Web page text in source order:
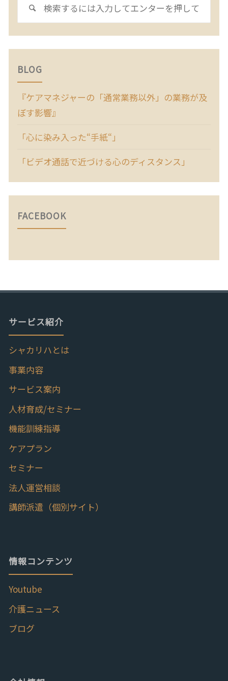
検
索
BLOG
『ケアマネジャーの「通常業務以外」の業務が及
ぼす影響』
「心に染み入った“手紙“」
「ビデオ通話で近づける心のディスタンス」
FACEBOOK
サービス紹介
シャカリハとは
事業内容
サービス案内
人材育成/セミナー
機能訓練指導
ケアプラン
セミナー
法人運営相談
講師派遣（個別サイト）
情報コンテンツ
Youtube
介護ニュース
ブログ